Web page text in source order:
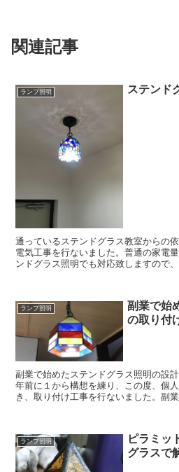
関連記事
ランプ照明 ステンド
通っているステンドグラス教室からの
電気工事を行ないました。普通の家電
ンドグラス照明でも対応致しますので
ランプ照明
副業で始
の取り付
副業で始めたステンドグラス照明の設
年前に１から構想を練り、この度、個
き、取り付け工事を行ないました。副
ランプ照明
ピラミッ
グラスで